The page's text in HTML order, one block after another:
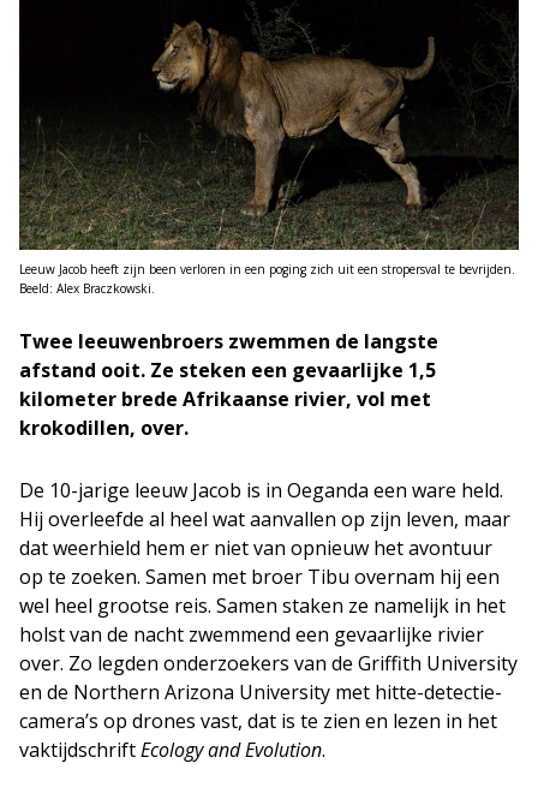
Leeuw Jacob heeft zijn been verloren in een poging zich uit een stropersval te bevrijden.
Beeld: Alex Braczkowski.
Twee leeuwenbroers zwemmen de langste
afstand ooit. Ze steken een gevaarlijke 1,5
kilometer brede Afrikaanse rivier, vol met
krokodillen, over.
De 10-jarige leeuw Jacob is in Oeganda een ware held.
Hij overleefde al heel wat aanvallen op zijn leven, maar
dat weerhield hem er niet van opnieuw het avontuur
op te zoeken. Samen met broer Tibu overnam hij een
wel heel grootse reis. Samen staken ze namelijk in het
holst van de nacht zwemmend een gevaarlijke rivier
over. Zo legden onderzoekers van de Griffith University
en de Northern Arizona University met hitte-detectie-
camera’s op drones vast, dat is te zien en lezen in het
vaktijdschriftEcology and Evolution.